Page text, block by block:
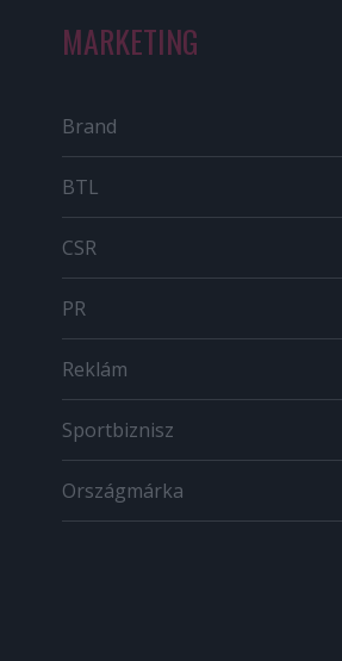
MARKETING
Brand
BTL
CSR
PR
Reklám
Sportbiznisz
Országmárka